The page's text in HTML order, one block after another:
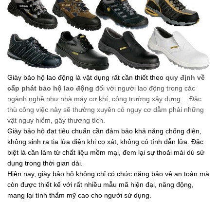
Giày bảo hộ lao động là vật dụng rất cần thiết theo quy định về
cấp phát bảo hộ lao động đối với người lao động trong các
ngành nghề như nhà máy cơ khí, công trường xây dựng… Đặc
thù công việc này sẽ thường xuyên có nguy cơ dẫm phải những
vật nguy hiểm, gây thương tích.
Giày bảo hộ đạt tiêu chuẩn cần đảm bảo khả năng chống điện,
không sinh ra tia lửa điện khi cọ xát, không có tính dẫn lửa. Đặc
biệt là cần làm từ chất liệu mềm mại, đem lại sự thoải mái dù sử
dụng trong thời gian dài.
Hiện nay, giày bảo hộ không chỉ có chức năng bảo vệ an toàn mà
còn được thiết kế với rất nhiều mẫu mã hiện đại, năng động,
mang lại tính thẩm mỹ cao cho người sử dụng.